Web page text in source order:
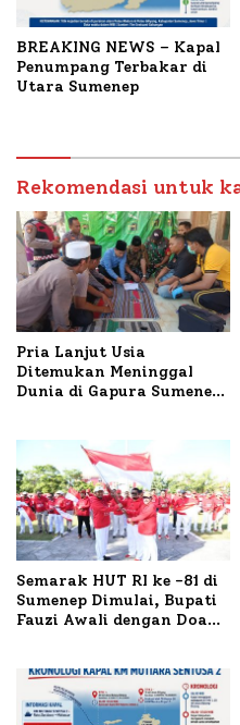
BREAKING NEWS – Kapal
Penumpang Terbakar di
Utara Sumenep
Rekomendasi untuk
Pria Lanjut Usia
Ditemukan Meninggal
Dunia di Gapura Sumenep,
Semarak HUT RI ke -81 di
Sumenep Dimulai, Bupati
Fauzi Awali dengan Doa